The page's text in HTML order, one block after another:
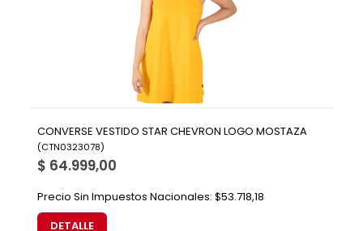
CONVERSE VESTIDO STAR CHEVRON LOGO MOSTAZA
(CTN0323078)
$ 64.999,00
Precio Sin Impuestos Nacionales: $53.718,18
DETALLE